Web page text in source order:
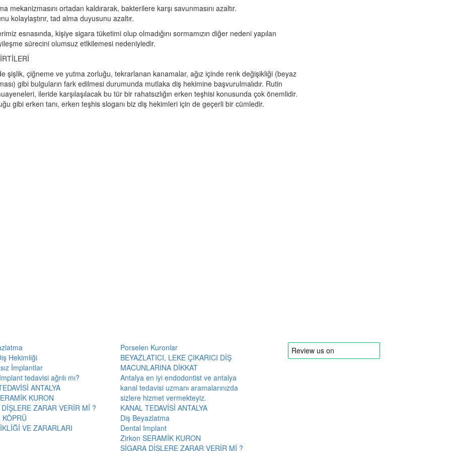
mekanizmasını ortadan kaldırarak, bakterilere karşı savunmasını azaltır.
kolaylaştırır, tad alma duyusunu azaltır.
esnasında, kişiye sigara tüketimi olup olmadığını sormamızın diğer nedeni yapılan
sürecini olumsuz etlkilemesi nedeniyledir.
şişlik, çiğneme ve yutma zorluğu, tekrarlanan kanamalar, ağız içinde renk değişikliği (beyaz
gibi bulguların fark edilmesi durumunda mutlaka diş hekimine başvurulmalıdır. Rutin
ileride karşılaşılacak bu tür bir rahatsızlığın erken teşhisi konusunda çok önemlidir.
gibi erken tanı, erken teşhis sloganı biz diş hekimleri için de geçerli bir cümledir.
Hekimliği
İmplantlar
tedavisi ağrılı mı?
ANTALYA
KURON
ZARAR VERİR Mİ ?
VE ZARARLARI
Porselen Kuronlar
BEYAZLATICI, LEKE ÇIKARICI DİŞ
MACUNLARINA DİKKAT
Antalya en iyi endodontist ve antalya
kanal tedavisi uzmanı aramalarınızda
sizlere hizmet vermekteyiz.
KANAL TEDAVİSİ ANTALYA
Diş Beyazlatma
Dental Implant
Zirkon SERAMİK KURON
SİGARA DİŞLERE ZARAR VERİR Mİ ?